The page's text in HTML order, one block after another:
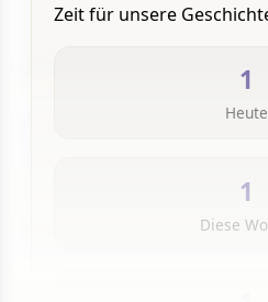
Zeit für unsere
1
Heute
1
Diese